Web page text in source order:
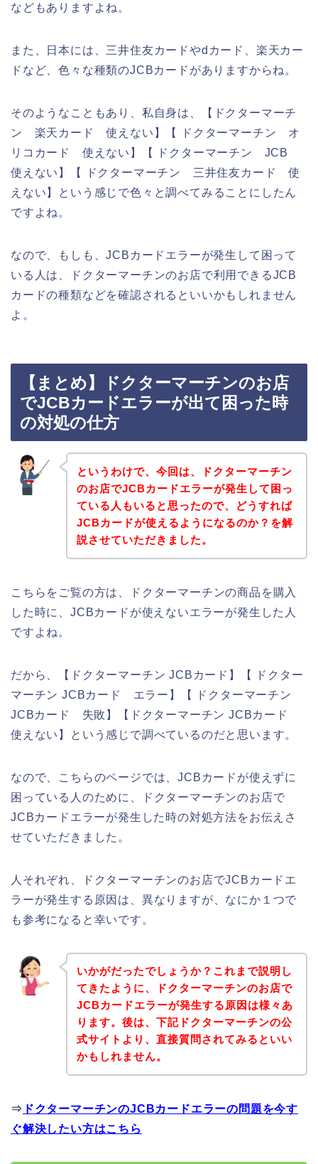
などもありますよね。
また、日本には、三井住友カードやdカード、楽天カー
ドなど、色々な種類のJCBカードがありますからね。
そのようなこともあり、私自身は、【ドクターマーチ
ン 楽天カード 使えない】【 ドクターマーチン オ
リコカード 使えない】【 ドクターマーチン JCB
使えない】【 ドクターマーチン 三井住友カード 使
えない】という感じで色々と調べてみることにしたん
ですよね。
なので、もしも、JCBカードエラーが発生して困って
いる人は、ドクターマーチンのお店で利用できるJCB
カードの種類などを確認されるといいかもしれません
よ。
【まとめ】ドクターマーチンのお店
でJCBカードエラーが出て困った時
の対処の仕方
というわけで、今回は、ドクターマーチン
のお店でJCBカードエラーが発生して困っ
ている人もいると思ったので、どうすれば
JCBカードが使えるようになるのか？を解
説させていただきました。
こちらをご覧の方は、ドクターマーチンの商品を購入
した時に、JCBカードが使えないエラーが発生した人
ですよね。
だから、【ドクターマーチン JCBカード】【 ドクター
マーチン JCBカード エラー】【 ドクターマーチン
JCBカード 失敗】【ドクターマーチン JCBカード
使えない】という感じで調べているのだと思います。
なので、こちらのページでは、JCBカードが使えずに
困っている人のために、ドクターマーチンのお店で
JCBカードエラーが発生した時の対処方法をお伝えさ
せていただきました。
人それぞれ、ドクターマーチンのお店でJCBカードエ
ラーが発生する原因は、異なりますが、なにか１つで
も参考になると幸いです。
いかがだったでしょうか？これまで説明し
てきたように、ドクターマーチンのお店で
JCBカードエラーが発生する原因は様々あ
ります。後は、下記ドクターマーチンの公
式サイトより、直接質問されてみるといい
かもしれません。
⇒ ドクターマーチンのJCBカードエラーの問題を今す
ぐ解決したい方はこちら